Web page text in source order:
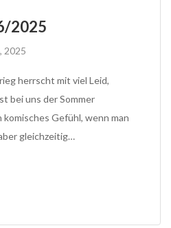
2025
2025
herrscht mit viel Leid,
bei uns der Sommer
komisches Gefühl, wenn man
gleichzeitig…